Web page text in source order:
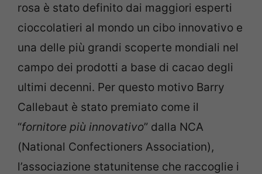
rosa è stato definito dai maggiori esperti
cioccolatieri al mondo un cibo innovativo e
una delle più grandi scoperte mondiali nel
campo dei prodotti a base di cacao degli
ultimi decenni. Per questo motivo Barry
Callebaut è stato premiato come il
“fornitore più innovativo” dalla NCA
(National Confectioners Association),
l’associazione statunitense che raccoglie i